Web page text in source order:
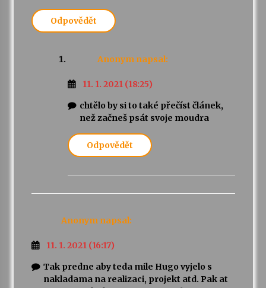
Odpovědět
Anonym napsal:
11. 1. 2021 (18:25)
chtělo by si to také přečíst článek,
než začneš psát svoje moudra
Odpovědět
Anonym napsal:
11. 1. 2021 (16:17)
Tak predne aby teda mile Hugo vyjelo s
nakladama na realizaci, projekt atd. Pak at